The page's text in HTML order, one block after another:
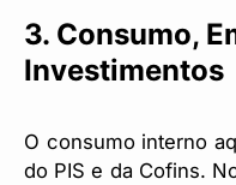
3. Consumo,
Investimentos
O consumo interno
do PIS e da Cofins.